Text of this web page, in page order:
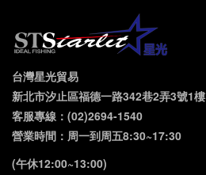
台灣星光貿易
新北市汐止區福德一路342巷2弄3號1樓
客服專線：(02)2694-1540
營業時間：周一到周五8:30~17:30
(午休12:00~13:00)